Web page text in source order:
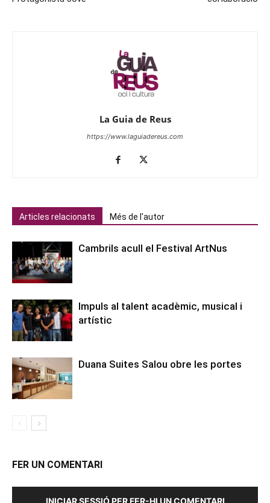
La Guia de Reus
https://www.laguiadereus.com
Articles relacionats Més de l'autor
Cambrils acull el Festival ArtNus
Impuls al talent acadèmic, musical i
artístic
Duana Suites Salou obre les portes
FER UN COMENTARI